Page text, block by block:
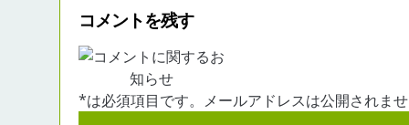
コメントを残す
*は必須項目です。メールアドレスは公開されま